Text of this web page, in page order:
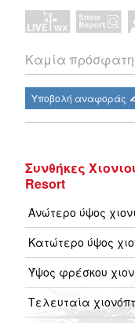
Καμία
Υποβολή αναφοράς
Συνθήκες
Resort
Ανώτερο ύψος
Κατώτερο ύψος
Ύψος φρέσκου
Τελευταία